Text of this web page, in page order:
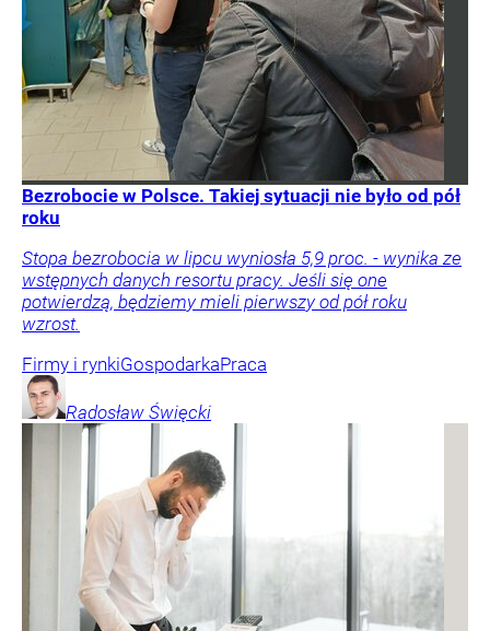
Bezrobocie w Polsce. Takiej sytuacji nie było od pół
roku
Stopa bezrobocia w lipcu wyniosła 5,9 proc. - wynika ze
wstępnych danych resortu pracy. Jeśli się one
potwierdzą, będziemy mieli pierwszy od pół roku
wzrost.
Firmy i rynkiGospodarkaPraca
Radosław Święcki